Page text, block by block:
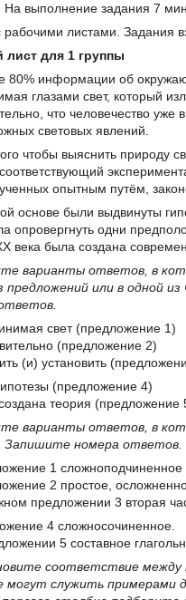
На выполнение задания 7
рабочими листами. Задания
лист для 1 группы
80% информации об
глазами свет, который
что человечество уже
световых явлений.
чтобы выяснить природу
опытным путём,
основе были выдвинуты
опровергнуть одни
века была создана
варианты ответов, в
предложений или в одной
свет (предложение 1)
(предложение 2)
(и) установить
(предложение 4)
теория (предложение
варианты ответов, в
Запишите номера ответов.
1
2 простое,
предложении 3 вторая
4 сложносочиненное.
5 составное
соответствие между
могут служить примерами